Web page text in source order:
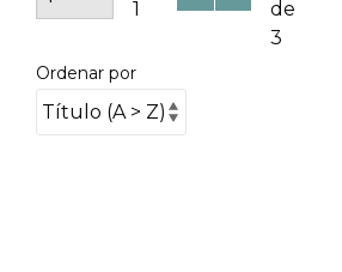
1
de
3
Ordenar por